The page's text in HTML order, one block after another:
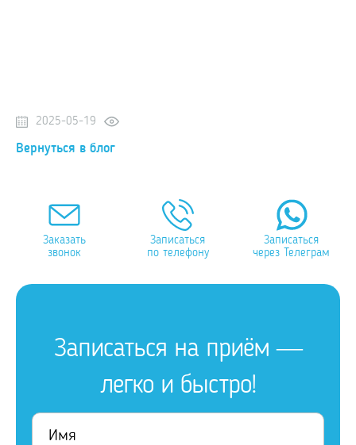
2025-05-19
Вернуться в блог
Заказать
звонок
Записаться
по телефону
Записаться
через Телеграм
Записаться на приём —
легко и быстро!